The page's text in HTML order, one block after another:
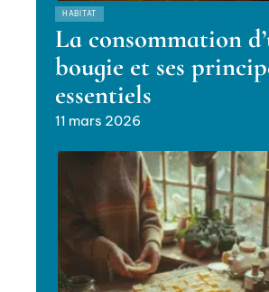
HABITAT
La consommation
bougie et ses
essentiels
11 mars 2026